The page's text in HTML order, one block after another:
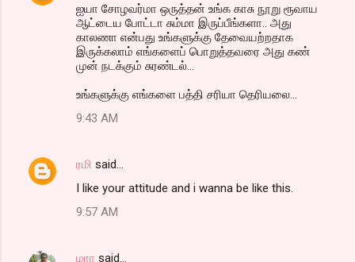
ஐயா சோழவர்மா ஒருத்தன் உங்க காசு நூறு ரூவாய
ஆட்டைய போட்டா சும்மா இருப்பீங்களா.. அது
காலணா என்பது உங்களுக்கு தேவையற்றதாக
இருக்கலாம் எங்களைப் பொறுத்தவரை அது கண்
முன் நடக்கும் சுரண்டல்...
உங்களுக்கு எங்களை பத்தி சரியா தெரியலை...
9:43 AM
ரமி said…
I like your attitude and i wanna be like this.
9:57 AM
மரா said…